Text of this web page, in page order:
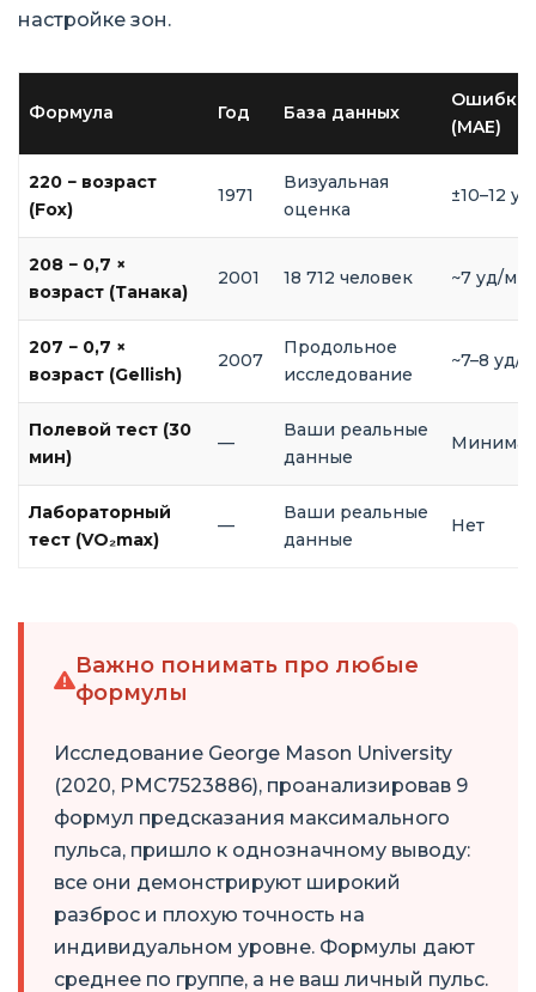
настройке зон.
Формула Год База данных
Ошибка
(MAE)
220 − возраст
(Fox)
1971
Визуальная
оценка
±10–12
208 − 0,7 ×
возраст (Танака)
2001 18 712 человек ~7 уд/
207 − 0,7 ×
возраст (Gellish)
2007
Продольное
исследование
~7–8 уд/
Полевой тест (30
мин)
—
Ваши реальные
данные
Лабораторный
тест (VO₂max)
—
Ваши реальные
данные
Нет
Важно понимать про любые
формулы
Исследование George Mason University
(2020, PMC7523886), проанализировав 9
формул предсказания максимального
пульса, пришло к однозначному выводу:
все они демонстрируют широкий
разброс и плохую точность на
индивидуальном уровне. Формулы дают
среднее по группе, а не ваш личный пульс.